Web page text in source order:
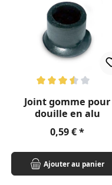
Joint gomme pour
douille en alu
Prix régulier :
0,59 €
Ajouter au panier